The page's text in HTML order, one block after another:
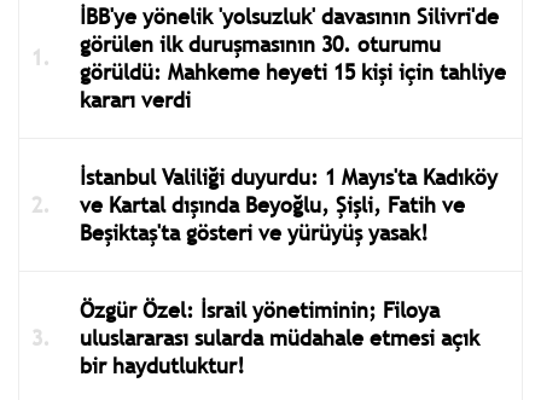
İBB'ye yönelik 'yolsuzluk' davasının Silivri'de
görülen ilk duruşmasının 30. oturumu
görüldü: Mahkeme heyeti 15 kişi için tahliye
kararı verdi
İstanbul Valiliği duyurdu: 1 Mayıs'ta Kadıköy
ve Kartal dışında Beyoğlu, Şişli, Fatih ve
Beşiktaş'ta gösteri ve yürüyüş yasak!
Özgür Özel: İsrail yönetiminin; Filoya
uluslararası sularda müdahale etmesi açık
bir haydutluktur!